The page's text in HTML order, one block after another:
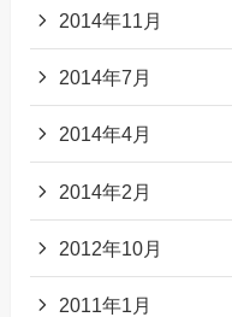
2014年11月
2014年7月
2014年4月
2014年2月
2012年10月
2011年1月